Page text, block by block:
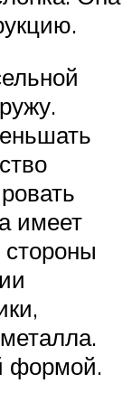
имеет
формой.